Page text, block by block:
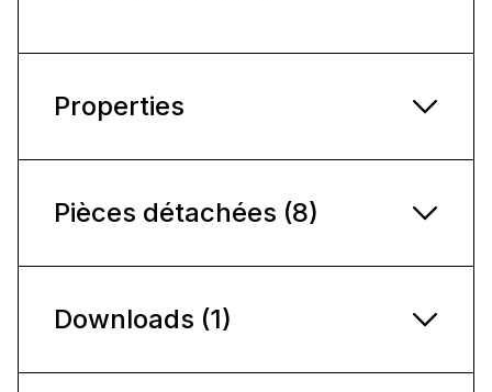
Properties
Pièces détachées (8)
Downloads (1)